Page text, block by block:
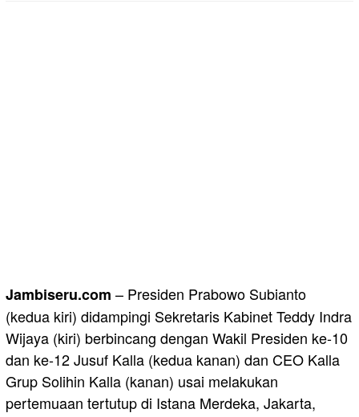
Jambiseru.com – Presiden Prabowo Subianto
(kedua kiri) didampingi Sekretaris Kabinet Teddy Indra
Wijaya (kiri) berbincang dengan Wakil Presiden ke-10
dan ke-12 Jusuf Kalla (kedua kanan) dan CEO Kalla
Grup Solihin Kalla (kanan) usai melakukan
pertemuaan tertutup di Istana Merdeka, Jakarta,